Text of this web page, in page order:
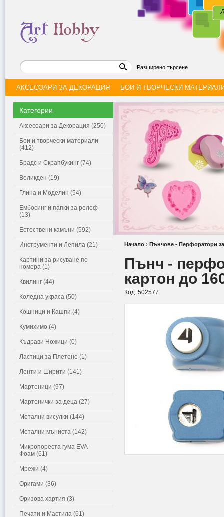
|
Разширено търсене
АКСЕСОАРИ ЗА ДЕКОРАЦИЯ БОИ И ТВОРЧЕСКИ
Категории
Аксесоари за Декорация (250)
Бои и творчески материали
(412)
Брадс и Скрапбукинг (74)
Великден (19)
Глина и Моделин (54)
Ембосинг и папки за релеф
(13)
Естествени камъни (592)
Инструменти и Лепила (21)
Картини за рисуване по
номера (1)
Квилинг (44)
Коледна украса (50)
Кошници и Кашпи (4)
Кумихимо (4)
Къдрави Ножици (0)
Ластици за Плетене (1)
Ленти и Ширити (141)
Мартеници (97)
Мартенички за деца (27)
Метални висулки (144)
Метални мъниста (142)
Микропореста гума EVA -
Фоам (61)
Мрежи (4)
Оригами (36)
Оризова хартия (3)
Печати и Мастила (61)
Начало › Пънчове - Перфоратори
Пънч -
картон до
Код: 502577